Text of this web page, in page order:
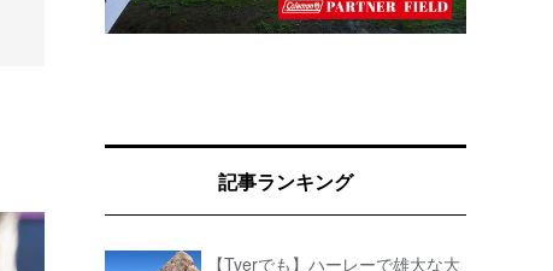
記事ランキング
【Tverでも】ハーレーで雄大な大